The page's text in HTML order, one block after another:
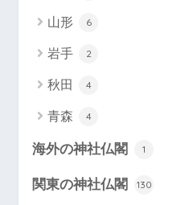
山形 6
岩手 2
秋田 4
青森 4
海外の神社仏閣 1
関東の神社仏閣 130